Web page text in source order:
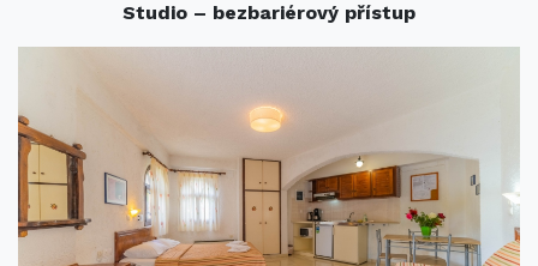
Studio – bezbariérový přístup